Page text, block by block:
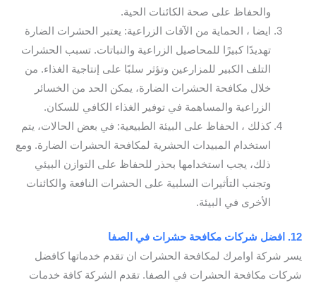
والحفاظ على صحة الكائنات الحية.
ايضا ، الحماية من الآفات الزراعية: يعتبر الحشرات الضارة
تهديدًا كبيرًا للمحاصيل الزراعية والنباتات. تسبب الحشرات
التلف الكبير للمزارعين وتؤثر سلبًا على إنتاجية الغذاء. من
خلال مكافحة الحشرات الضارة، يمكن الحد من الخسائر
الزراعية والمساهمة في توفير الغذاء الكافي للسكان.
كذلك ، الحفاظ على البيئة الطبيعية: في بعض الحالات، يتم
استخدام المبيدات الحشرية لمكافحة الحشرات الضارة. ومع
ذلك، يجب استخدامها بحذر للحفاظ على التوازن البيئي
وتجنب التأثيرات السلبية على الحشرات النافعة والكائنات
الأخرى في البيئة.
12. افضل شركات مكافحة حشرات في الصفا
يسر شركة اوامرك لمكافحة الحشرات ان تقدم خدماتها كافضل
شركات مكافحة الحشرات في الصفا. تقدم الشركة كافة خدمات